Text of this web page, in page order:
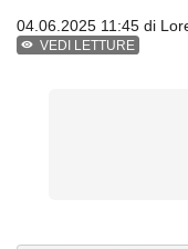
04.06.2025 11:45 di
VEDI LETTURE